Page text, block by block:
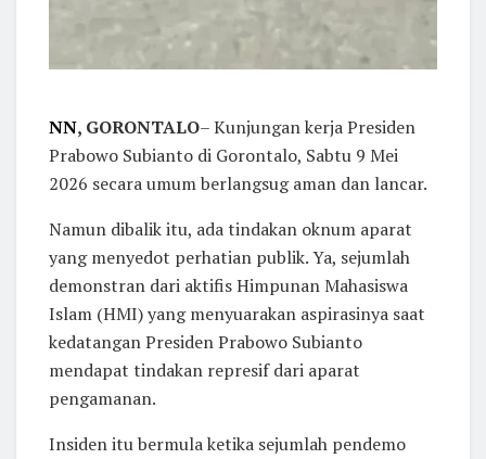
NN, GORONTALO– Kunjungan kerja Presiden
Prabowo Subianto di Gorontalo, Sabtu 9 Mei
2026 secara umum berlangsug aman dan lancar.
Namun dibalik itu, ada tindakan oknum aparat
yang menyedot perhatian publik. Ya, sejumlah
demonstran dari aktifis Himpunan Mahasiswa
Islam (HMI) yang menyuarakan aspirasinya saat
kedatangan Presiden Prabowo Subianto
mendapat tindakan represif dari aparat
pengamanan.
Insiden itu bermula ketika sejumlah pendemo